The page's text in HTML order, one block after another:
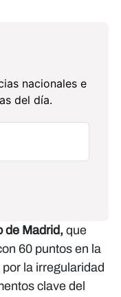
nacionales e
del día.
de Madrid, que
60 puntos en la
la irregularidad
clave del